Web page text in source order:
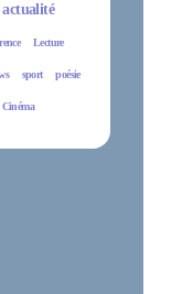
actualité
Lecture
sport poésie
Cinéma